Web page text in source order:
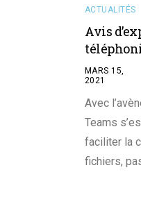
ACTUALITÉS
Avis
MARS 15,
2021
Avec
Teams
faciliter la
fichiers,